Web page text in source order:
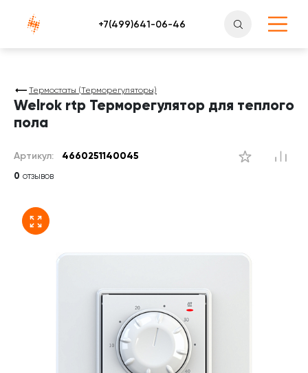
Атлантснаб
Термостаты (Терморегуляторы)
Welrok rtp Терморегулятор для теплого
пола
Артикул: 4660251140045